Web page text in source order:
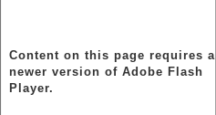
Content on this page requires a
newer version of Adobe Flash
Player.